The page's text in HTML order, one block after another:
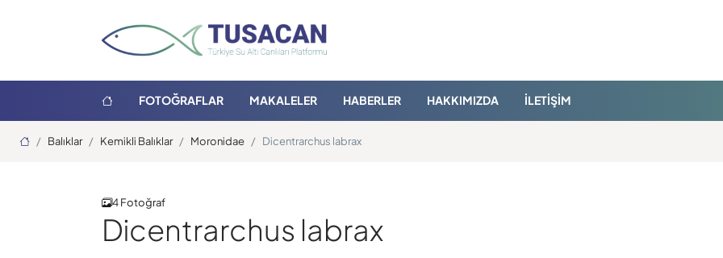
FOTOĞRAFLAR MAKALELER HABERLER HAKKIMIZDA İLETIŞIM
Ana Sayfa
Balıklar Kemikli Balıklar Moronidae Dicentrarchus labrax
4 Fotoğraf
Dicentrarchus labrax